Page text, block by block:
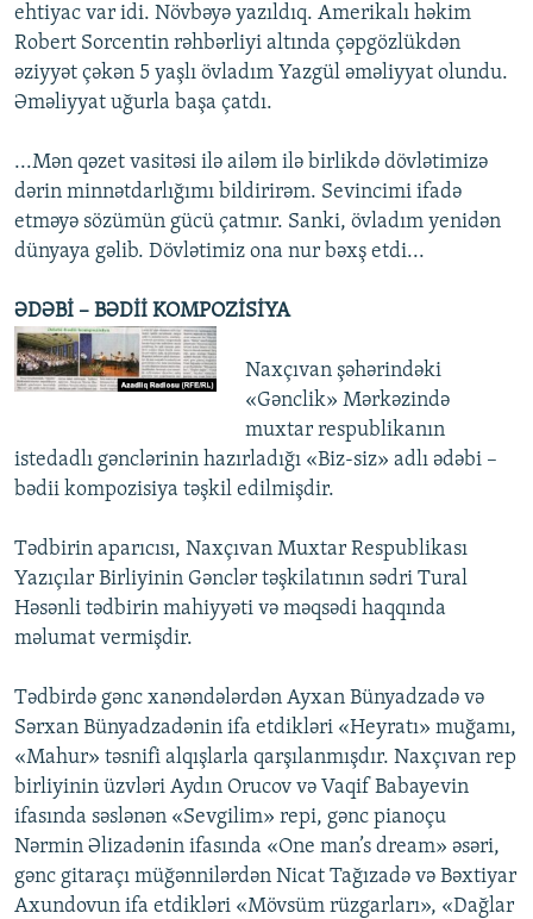
ehtiyac var idi. Növbəyə yazıldıq. Amerikalı həkim
Robert Sorcentin rəhbərliyi altında çəpgözlükdən
əziyyət çəkən 5 yaşlı övladım Yazgül əməliyyat olundu.
Əməliyyat uğurla başa çatdı.
...Mən qəzet vasitəsi ilə ailəm ilə birlikdə dövlətimizə
dərin minnətdarlığımı bildirirəm. Sevincimi ifadə
etməyə sözümün gücü çatmır. Sanki, övladım yenidən
dünyaya gəlib. Dövlətimiz ona nur bəxş etdi...
ƏDƏBİ – BƏDİİ KOMPOZİSİYA
Naxçıvan şəhərindəki
«Gənclik» Mərkəzində
muxtar respublikanın
istedadlı gənclərinin hazırladığı «Biz-siz» adlı ədəbi –
bədii kompozisiya təşkil edilmişdir.
Tədbirin aparıcısı, Naxçıvan Muxtar Respublikası
Yazıçılar Birliyinin Gənclər təşkilatının sədri Tural
Həsənli tədbirin mahiyyəti və məqsədi haqqında
məlumat vermişdir.
Tədbirdə gənc xanəndələrdən Ayxan Bünyadzadə və
Sərxan Bünyadzadənin ifa etdikləri «Heyratı» muğamı,
«Mahur» təsnifi alqışlarla qarşılanmışdır. Naxçıvan rep
birliyinin üzvləri Aydın Orucov və Vaqif Babayevin
ifasında səslənən «Sevgilim» repi, gənc pianoçu
Nərmin Əlizadənin ifasında «One man’s dream» əsəri,
gənc gitaraçı müğənnilərdən Nicat Tağızadə və Bəxtiyar
Axundovun ifa etdikləri «Mövsüm rüzgarları», «Dağlar